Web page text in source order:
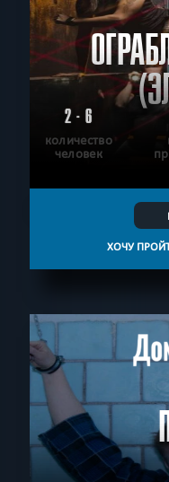
2 - 6
количество
человек
ХОЧУ